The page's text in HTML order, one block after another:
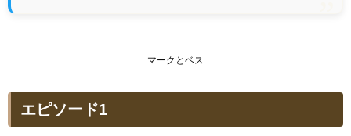
マークとベス
エピソード1